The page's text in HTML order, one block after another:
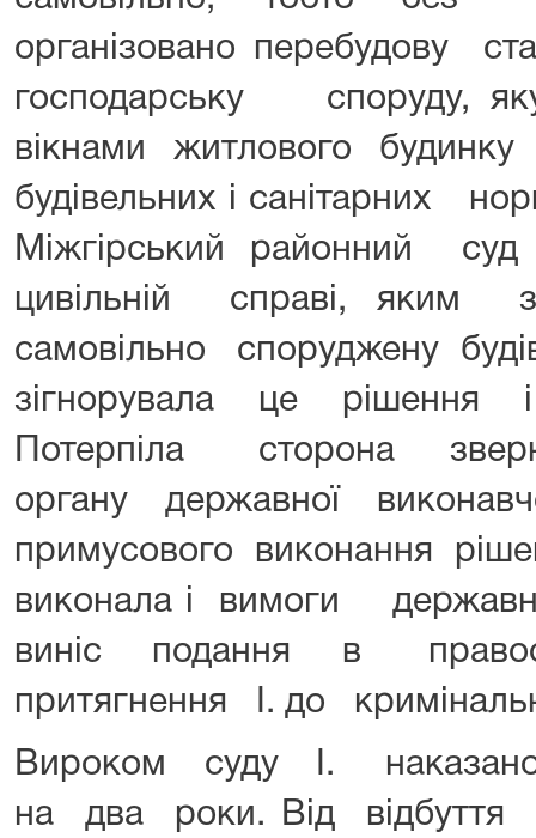
організовано перебудову
господарську споруду,
вікнами житлового
будівельних і санітарних
Міжгірський районний
цивільній справі, яким
самовільно споруджену
зігнорувала це рішення
Потерпіла сторона
органу державної
примусового виконання
виконала і вимоги
виніс подання в
притягнення І. до
Вироком суду І.
на два роки. Від